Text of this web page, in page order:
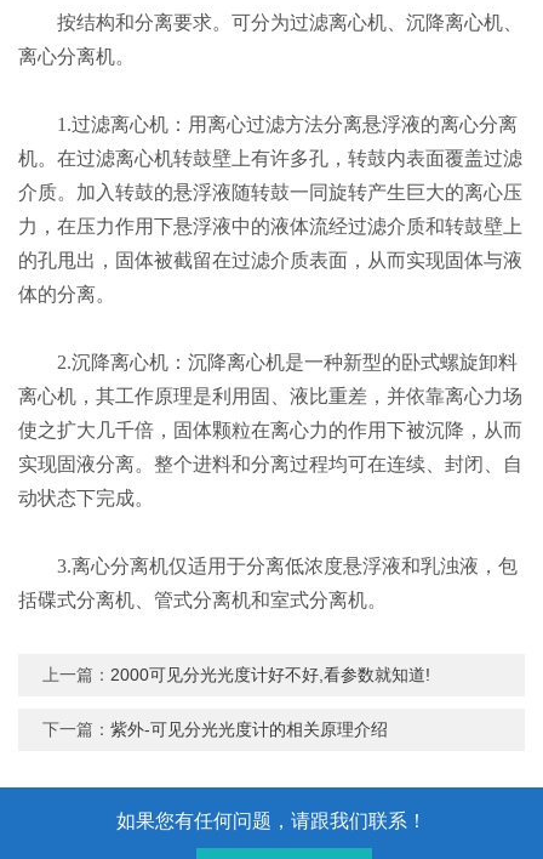
按结构和分离要求。可分为过滤离心机、沉降离心机、
离心分离机。
1.过滤离心机：用离心过滤方法分离悬浮液的离心分离
机。在过滤离心机转鼓壁上有许多孔，转鼓内表面覆盖过滤
介质。加入转鼓的悬浮液随转鼓一同旋转产生巨大的离心压
力，在压力作用下悬浮液中的液体流经过滤介质和转鼓壁上
的孔甩出，固体被截留在过滤介质表面，从而实现固体与液
体的分离。
2.沉降离心机：沉降离心机是一种新型的卧式螺旋卸料
离心机，其工作原理是利用固、液比重差，并依靠离心力场
使之扩大几千倍，固体颗粒在离心力的作用下被沉降，从而
实现固液分离。整个进料和分离过程均可在连续、封闭、自
动状态下完成。
3.离心分离机仅适用于分离低浓度悬浮液和乳浊液，包
括碟式分离机、管式分离机和室式分离机。
上一篇：2000可见分光光度计好不好,看参数就知道!
下一篇：紫外-可见分光光度计的相关原理介绍
如果您有任何问题，请跟我们联系！